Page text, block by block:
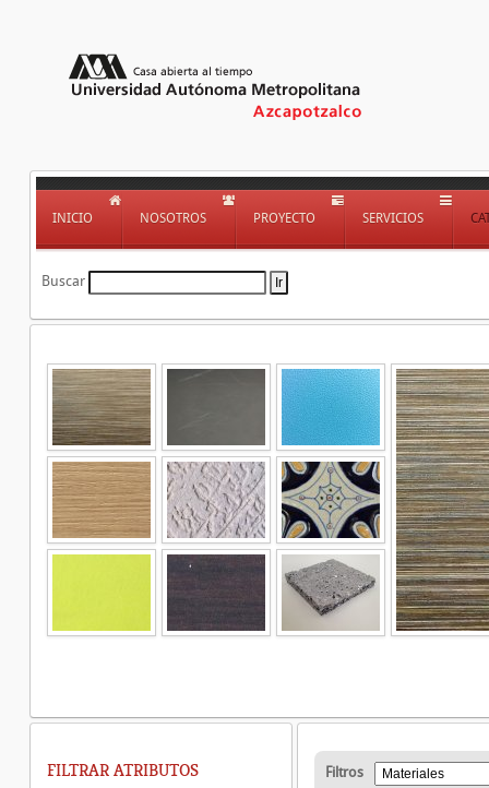
INICIO NOSOTROS PROYECTO SERVICIOS
Buscar
Filtros
FILTRAR ATRIBUTOS